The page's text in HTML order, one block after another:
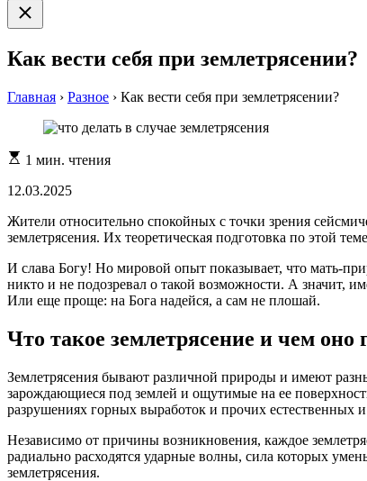
Закрыть
поиск
Как вести себя при землетрясении?
Главная › Разное › Как вести себя при землетрясении?
Расчетное
чтения
1 мин. чтения
12.03.2025
Жители относительно спокойных с точки зрения
землетрясения. Их теоретическая подготовка по этой
И слава Богу! Но мировой опыт показывает, что мать-
никто и не подозревал о такой возможности. А значит,
Или еще проще: на Бога надейся, а сам не плошай.
Что такое землетрясение и чем оно
Землетрясения бывают различной природы и имеют
зарождающиеся под землей и ощутимые на ее
разрушениях горных выработок и прочих естественных
Независимо от причины возникновения, каждое
радиально расходятся ударные волны, сила которых
землетрясения.